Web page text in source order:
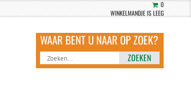
0
WINKELMANDJE IS LEEG
ZOEKEN